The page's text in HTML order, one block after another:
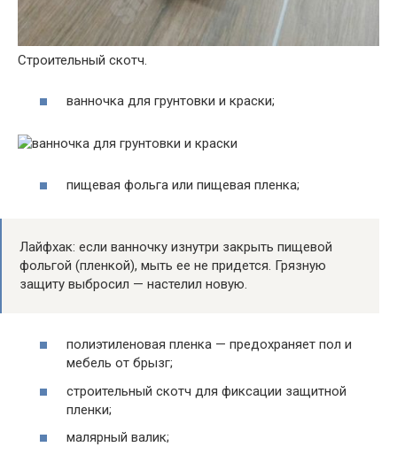
Строительный скотч.
ванночка для грунтовки и краски;
пищевая фольга или пищевая пленка;
Лайфхак: если ванночку изнутри закрыть пищевой
фольгой (пленкой), мыть ее не придется. Грязную
защиту выбросил — настелил новую.
полиэтиленовая пленка — предохраняет пол и
мебель от брызг;
строительный скотч для фиксации защитной
пленки;
малярный валик;